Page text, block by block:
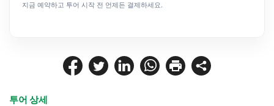
투어 상세
지금 예약하고 투어 시작 전 언제든 결제하세요.